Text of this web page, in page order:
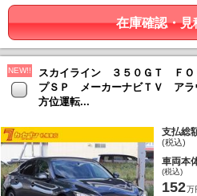
在庫確認・見
NEW!!
スカイライン ３５０ＧＴ Ｆ
プＳＰ メーカーナビＴＶ ア
方位運転...
支払総
(税込)
車両本
(税込)
152万